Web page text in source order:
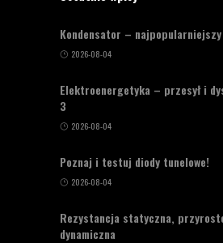
Kondensator –
2026-08-04
Elektroenergetyka – przesył i
3
2026-08-04
Poznaj i testuj diody tunelowe!
2026-08-04
Rezystancja statyczna,
dynamiczna